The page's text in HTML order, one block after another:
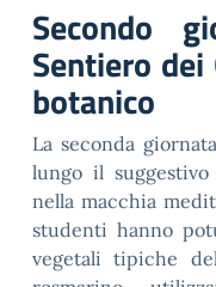
Secondo
Sentiero
botanico
La seconda
lungo il
nella macchia
studenti hanno
vegetali tipiche